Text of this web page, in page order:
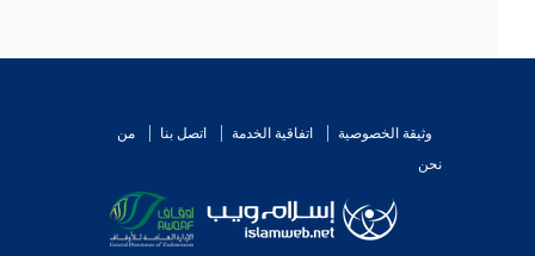
وثيقة الخصوصية اتفاقية الخدمة اتصل بنا
من
نحن